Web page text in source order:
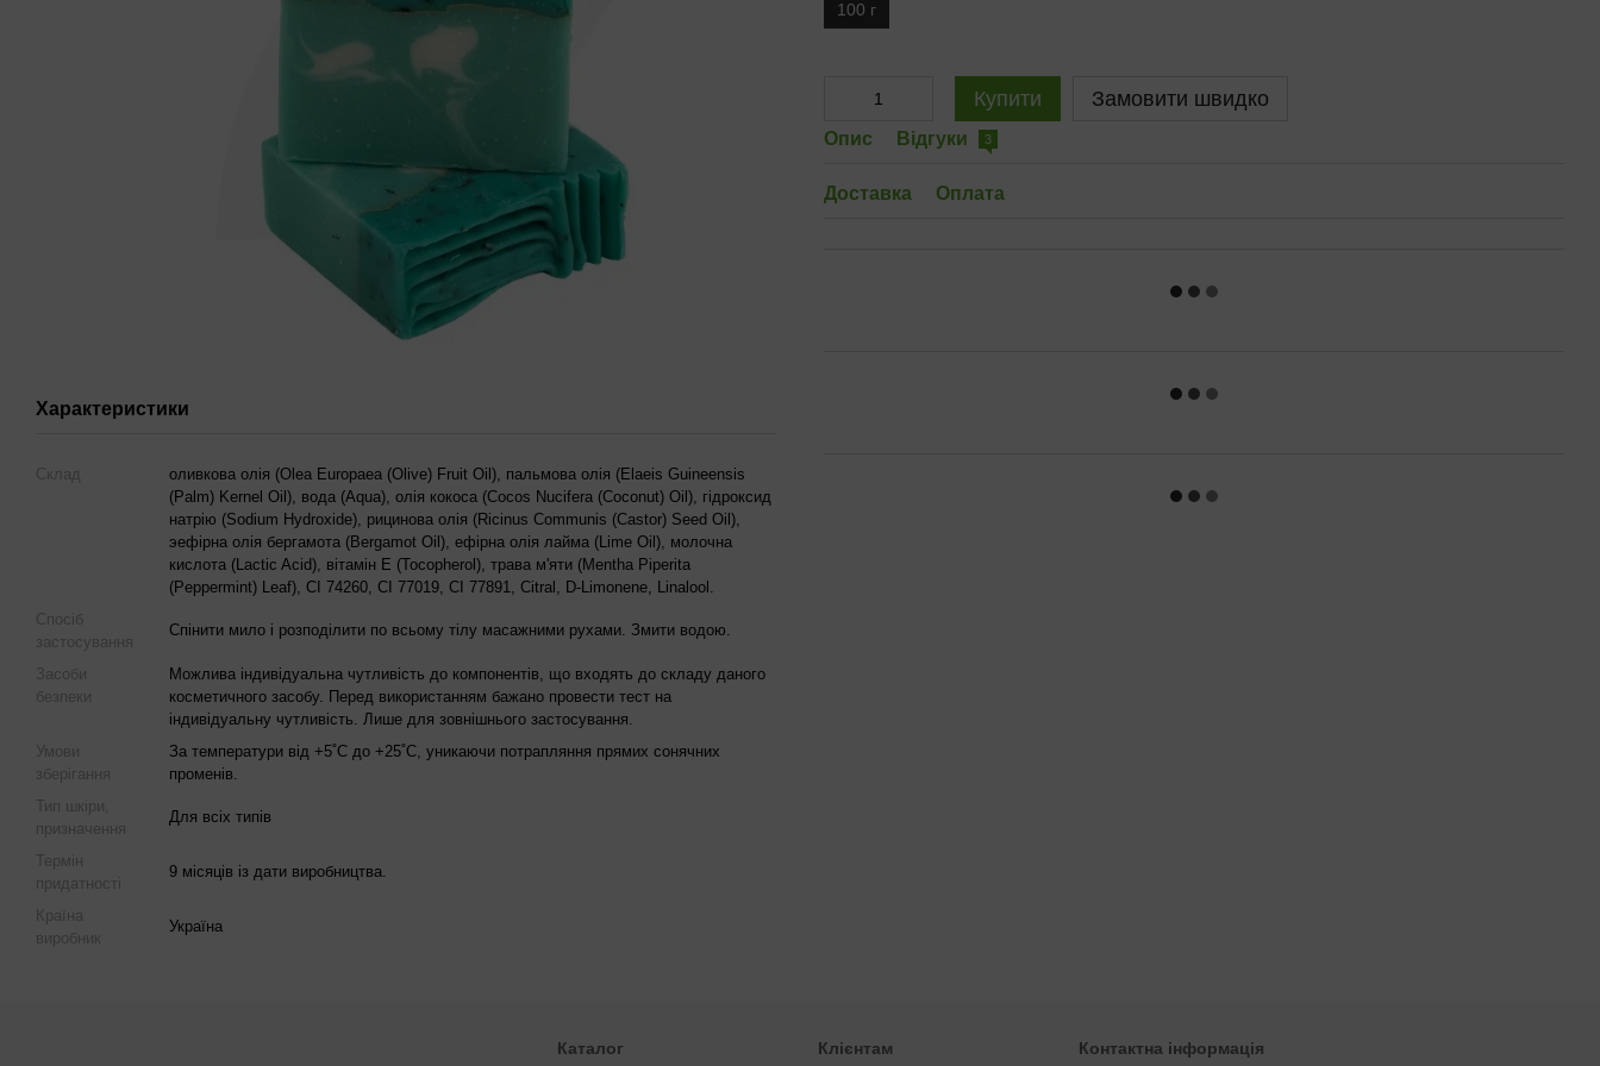
Характеристики
Склад
оливкова олія (Olea Europaea (Olive) Fruit Oil), пальмова олія (Elaeis Guineensis
(Palm) Kernel Oil), вода (Aqua), олія кокоса (Cocos Nucifera (Coconut) Oil), гідроксид
натрію (Sodium Hydroxide), рицинова олія (Ricinus Communis (Castor) Seed Oil),
эефірна олія бергамота (Bergamot Oil), ефірна олія лайма (Lime Oil), молочна
кислота (Lactic Acid), вітамін Е (Tocopherol), трава м'яти (Mentha Piperita
(Peppermint) Leaf), CI 74260, CI 77019, CI 77891, Citral, D-Limonene, Linalool.
Спосіб
застосування
Спінити мило і розподілити по всьому тілу масажними рухами. Змити водою.
Засоби
безпеки
Можлива індивідуальна чутливість до компонентів, що входять до складу даного
косметичного засобу. Перед використанням бажано провести тест на
індивідуальну чутливість. Лише для зовнішнього застосування.
Умови
зберігання
За температури від +5˚С до +25˚С, уникаючи потрапляння прямих сонячних
променів.
Тип шкіри,
призначення
Для всіх типів
Термін
придатності
9 місяців із дати виробництва.
Країна
виробник
Україна
100 г
Купити Замовити швидко
Опис Відгуки 3
Доставка Оплата
Каталог Клієнтам Контактна інформація